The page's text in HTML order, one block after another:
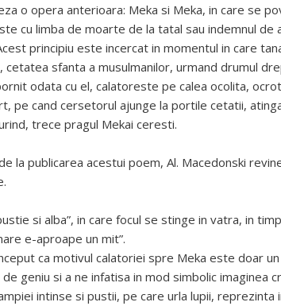
o opera anterioara: Meka si Meka, in care se
cu limba de moarte de la tatal sau indemnul de
principiu este incercat in momentul in care
cetatea sfanta a musulmanilor, urmand drumul
odata cu el, calatoreste pe calea ocolita,
pe cand cersetorul ajunge la portile cetatii,
trece pragul Mekai ceresti.
la publicarea acestui poem, Al. Macedonski
si alba”, in care focul se stinge in vatra, in
e-aproape un mit”.
ca motivul calatoriei spre Meka este doar
geniu si a ne infatisa in mod simbolic imaginea
intinse si pustii, pe care urla lupii, reprezinta